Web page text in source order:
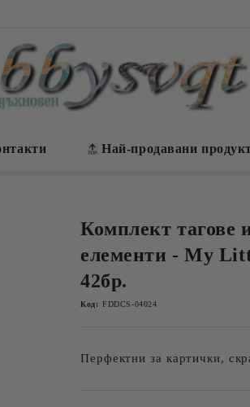
Най-продавани
Комплект тагове
елементи - My
42бр.
Код: FDDCS-04024
Перфектни за картички,